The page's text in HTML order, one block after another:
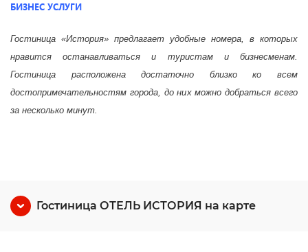
БИЗНЕС УСЛУГИ
Гостиница «История» предлагает удобные номера, в которых
нравится останавливаться и туристам и бизнесменам.
Гостиница расположена достаточно близко ко всем
достопримечательностям города, до них можно добраться всего
за несколько минут.
Гостиница ОТЕЛЬ ИСТОРИЯ на карте